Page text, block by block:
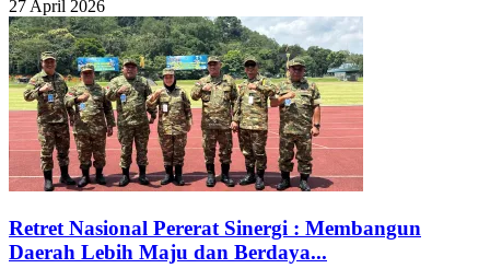
27 April 2026
Retret Nasional Pererat Sinergi : Membangun
Daerah Lebih Maju dan Berdaya...